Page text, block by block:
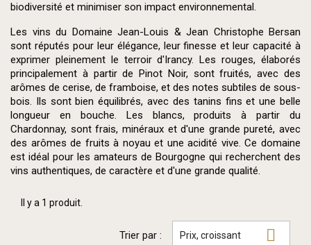
biodiversité et minimiser son impact environnemental.
Les vins du Domaine Jean-Louis & Jean Christophe Bersan
sont réputés pour leur élégance, leur finesse et leur capacité à
exprimer pleinement le terroir d'Irancy. Les rouges, élaborés
principalement à partir de Pinot Noir, sont fruités, avec des
arômes de cerise, de framboise, et des notes subtiles de sous-
bois. Ils sont bien équilibrés, avec des tanins fins et une belle
longueur en bouche. Les blancs, produits à partir du
Chardonnay, sont frais, minéraux et d'une grande pureté, avec
des arômes de fruits à noyau et une acidité vive. Ce domaine
est idéal pour les amateurs de Bourgogne qui recherchent des
vins authentiques, de caractère et d'une grande qualité.
Il y a 1 produit.
Trier par : Prix, croissant 